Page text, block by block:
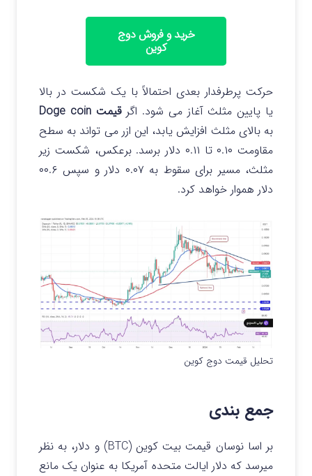
خرید و فروش دوج
کوین
حرکت پرطرفدار بعدی احتمالاً با یک شکست در بالا
یا پایین مثلثآغاز می شود. اگر قیمت Doge coin
به بالای مثلث افزایش یابد، این ازر می تواند به سطح
مقاومت ۰.۱۰ تا ۰.۱۱ دلار برسد. برعکس، شکست زیر
مثلث، مسیر برای سقوط به ۰.۰۷ دلار و سپس ۰۰.۶
دلار هموار خواهد کرد.
تحلیل قیمت دوج کوین
جمع بندی
بر اسا نوسان قیمت بیت کوین (BTC) و دلار، به نظر
میرسد که دلار ایالت متحده آمریکا به عنوان یک مانع